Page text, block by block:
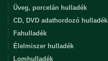
Üveg, porcelán hulladék
CD, DVD adathordozó hulladék
Fahulladék
Élelmiszer hulladék
Lomhulladék